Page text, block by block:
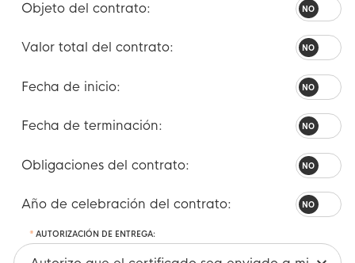
Objeto del contrato:
Valor total del contrato:
Fecha de inicio:
Fecha de terminación:
Obligaciones del contrato:
Año de celebración del contrato:
AUTORIZACIÓN DE ENTREGA: